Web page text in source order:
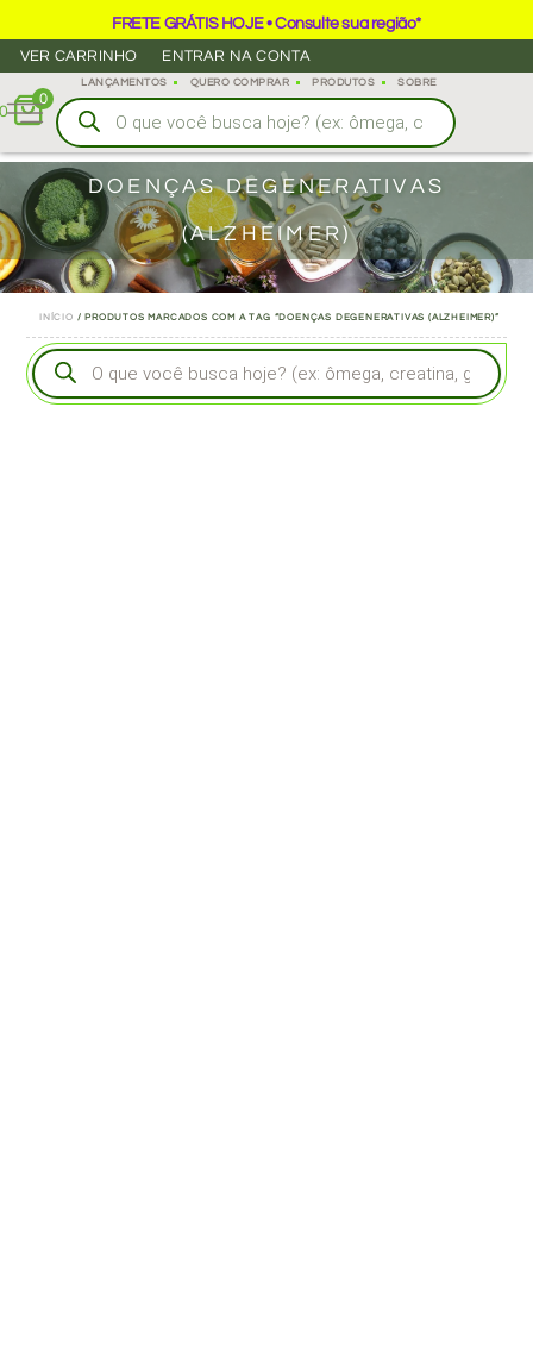
FRETE GRÁTIS HOJE • Consulte sua região*
VER CARRINHO
ENTRAR NA CONTA
LANÇAMENTOS QUERO COMPRAR PRODUTOS SOBRE
0
DOENÇAS DEGENERATIVAS
(ALZHEIMER)
INÍCIO / PRODUTOS MARCADOS COM A TAG “DOENÇAS DEGENERATIVAS (ALZHEIMER)”